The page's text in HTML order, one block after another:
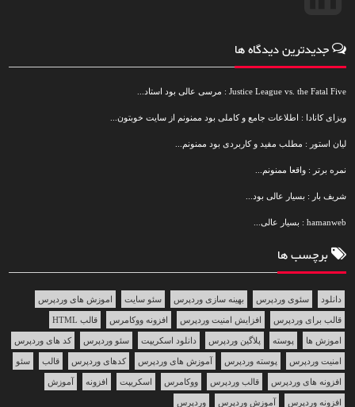
جدیدترین دیدگاه ها
Justice League vs. the Fatal Five : مرسی عالی بود استاد...
ویزای کانادا : اطلاعات جامع و کاملی بود ممنونم از سایت خوبتون...
لیان استور : مطلب مفید و کاربردی بود ممنونم...
نمره برتر : واقعا ممنونم...
شریف بار : بسیار عالی بود...
hamanweb : بسیار عالی...
برچسب ها
دانلود سئوی وردپرس بهینه سازی وردپرس سئو سایت اموزش های وردپرس
قالب برای وردپرس افزایش امنیت وردپرس افزونه ووکامرس قالب HTML
اموزش ها پوسته پلاگین وردپرس دانلود اسکریپت سئو وردپرس کد های وردپرس
امنیت وردپرس پوسته وردپرس آموزش های وردپرس کدهای وردپرس قالب سئو
افزونه های وردپرس قالب وردپرس ووکامرس اسکریپت افزونه آموزش
افزونه وردپرس آموزش وردپرس وردپرس